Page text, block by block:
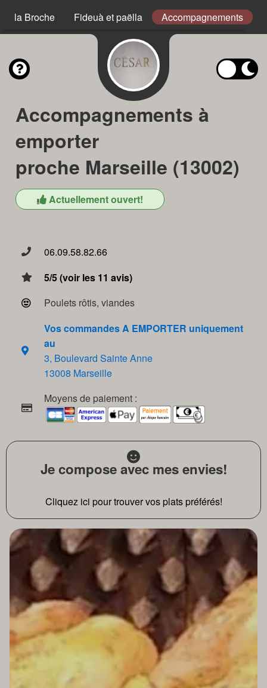
à la Broche Fideuà et paëlla Accompagnements
Accompagnements à
emporter
proche Marseille (13002)
Actuellement ouvert!
06.09.58.82.66
5/5 (voir les 11 avis)
Poulets rôtis, viandes
Vos commandes A EMPORTER uniquement
au
3, Boulevard Sainte Anne
13008 Marseille
Moyens de paiement :
Je compose avec mes envies!
Cliquez ici pour trouver vos plats préférés!